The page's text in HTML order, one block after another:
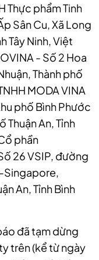
Thực phẩm Tinh
Sân Cu, Xã Long
Tây Ninh, Việt
- Số 2 Hoa
Thành phố
MODA VINA
phố Bình Phước
Thuận An, Tỉnh
phần
26 VSIP, đường
Singapore,
An, Tỉnh Bình
đã tạm dừng
trên (kể từ ngày